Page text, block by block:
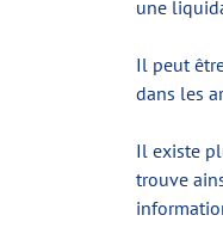
une
Il peut
dans les
Il existe
trouve